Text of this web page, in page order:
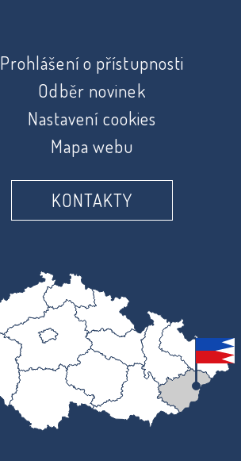
Prohlášení o přístupnosti
Odběr novinek
Nastavení cookies
Mapa webu
KONTAKTY